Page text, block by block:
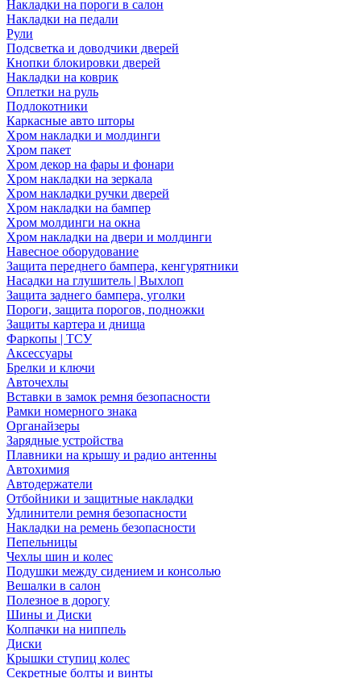
Накладки на пороги в салон
Накладки на педали
Рули
Подсветка и доводчики дверей
Кнопки блокировки дверей
Накладки на коврик
Оплетки на руль
Подлокотники
Каркасные авто шторы
Хром накладки и молдинги
Хром пакет
Хром декор на фары и фонари
Хром накладки на зеркала
Хром накладки ручки дверей
Хром накладки на бампер
Хром молдинги на окна
Хром накладки на двери и молдинги
Навесное оборудование
Защита переднего бампера, кенгурятники
Насадки на глушитель | Выхлоп
Защита заднего бампера, уголки
Пороги, защита порогов, подножки
Защиты картера и днища
Фаркопы | ТСУ
Аксессуары
Брелки и ключи
Авточехлы
Вставки в замок ремня безопасности
Рамки номерного знака
Органайзеры
Зарядные устройства
Плавники на крышу и радио антенны
Автохимия
Автодержатели
Отбойники и защитные накладки
Удлинители ремня безопасности
Накладки на ремень безопасности
Пепельницы
Чехлы шин и колес
Подушки между сидением и консолью
Вешалки в салон
Полезное в дорогу
Шины и Диски
Колпачки на ниппель
Диски
Крышки ступиц колес
Секретные болты и винты